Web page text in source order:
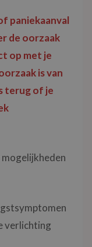
paniekaanval
de oorzaak
op met je
is van
terug of je
verlichting